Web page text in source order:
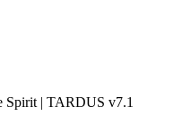
Spirit | TARDUS v7.1